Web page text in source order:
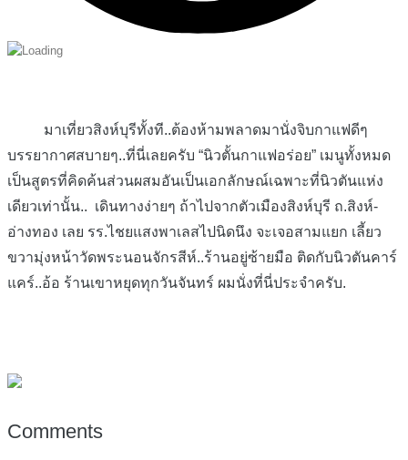
มาเที่ยวสิงห์บุรีทั้งที..ต้องห้ามพลาดมานั่งจิบกาแฟดีๆ
บรรยากาศสบายๆ..ที่นี่เลยครับ “นิวตั้นกาแฟอร่อย” เมนูทั้งหมด
เป็นสูตรที่คิดค้นส่วนผสมอันเป็นเอกลักษณ์เฉพาะที่นิวตันแห่ง
เดียวเท่านั้น.. เดินทางง่ายๆ ถ้าไปจากตัวเมืองสิงห์บุรี ถ.สิงห์-
อ่างทอง เลย รร.ไชยแสงพาเลสไปนิดนึง จะเจอสามแยก เลี้ยว
ขวามุ่งหน้าวัดพระนอนจักรสีห์..ร้านอยู่ซ้ายมือ ติดกับนิวตันคาร์
แคร์..อ้อ ร้านเขาหยุดทุกวันจันทร์ ผมนั่งที่นี่ประจำครับ.
Comments